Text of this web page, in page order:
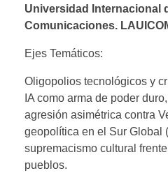
Universidad Internacional
Comunicaciones.
Ejes Temáticos:
Oligopolios tecnológicos y
IA como arma de poder
agresión asimétrica contra
geopolítica en el Sur Global
supremacismo cultural
pueblos.